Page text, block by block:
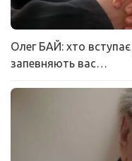
Олег БАЙ: хто
запевняють вас…